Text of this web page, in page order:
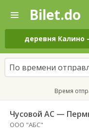
—
Поиск
и
покупка
билетов
на
автобус
онлайн
Bilet.do
деревня Калино
По времени
Время
Чусовой АС —
ООО "АБС"